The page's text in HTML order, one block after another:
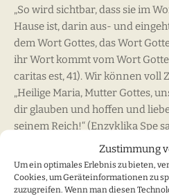
Zustimmung
Um ein optimales Erlebnis zu bieten,
Cookies, um Geräteinformationen zu
zuzugreifen. Wenn man diesen
„So wird sichtbar, dass sie im
Hause ist, darin aus- und
dem Wort Gottes, das Wort
ihr Wort kommt vom Wort
caritas est, 41). Wir können voll
„Heilige Maria, Mutter Gottes,
dir glauben und hoffen und
seinem Reich!“ (Enzyklika Spe
Benedikt XVI. hielt am 15.
bewegende Predigt: „So haben
des inspirierten Wortes der